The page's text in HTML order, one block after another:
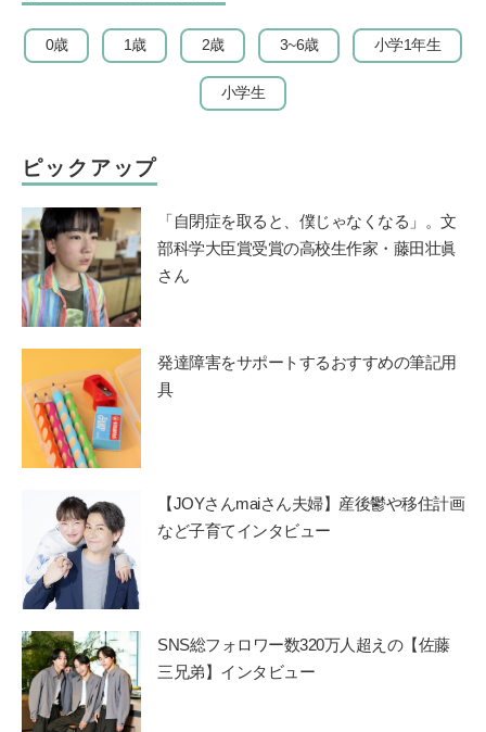
0歳 1歳 2歳 3~6歳 小学1年生
小学生
ピックアップ
「自閉症を取ると、僕じゃなくなる」。文
部科学大臣賞受賞の高校生作家・藤田壮眞
さん
発達障害をサポートするおすすめの筆記用
具
【JOYさんmaiさん夫婦】産後鬱や移住計画
など子育てインタビュー
SNS総フォロワー数320万人超えの【佐藤
三兄弟】インタビュー